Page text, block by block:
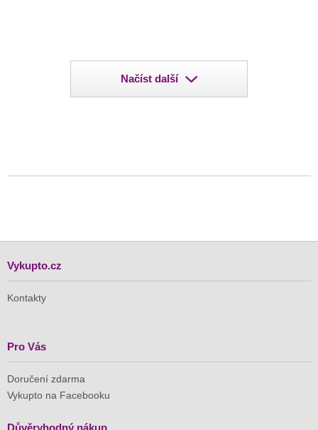
Načíst další
Vykupto.cz
Kontakty
Pro Vás
Doručení zdarma
Vykupto na Facebooku